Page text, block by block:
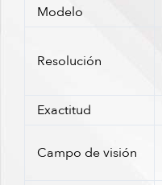
Modelo
Resolución
Exactitud
Campo de visión